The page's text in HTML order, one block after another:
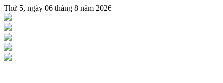
Thứ 5, ngày 06 tháng 8 năm 2026